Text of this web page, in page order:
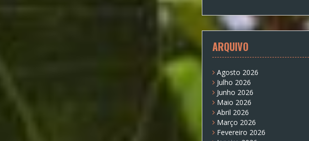
ARQUIVO
Agosto 2026
Julho 2026
Junho 2026
Maio 2026
Abril 2026
Março 2026
Fevereiro 2026